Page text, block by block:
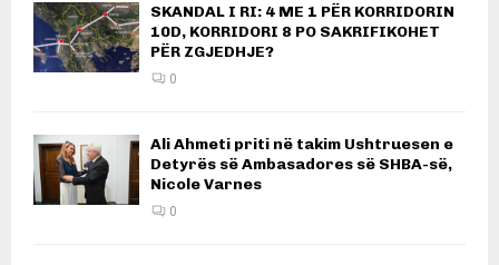
SKANDAL I RI: 4 ME 1 PËR KORRIDORIN
10D, KORRIDORI 8 PO SAKRIFIKOHET
PËR ZGJEDHJE?
0
Ali Ahmeti priti në takim Ushtruesen e
Detyrës së Ambasadores së SHBA-së,
Nicole Varnes
0